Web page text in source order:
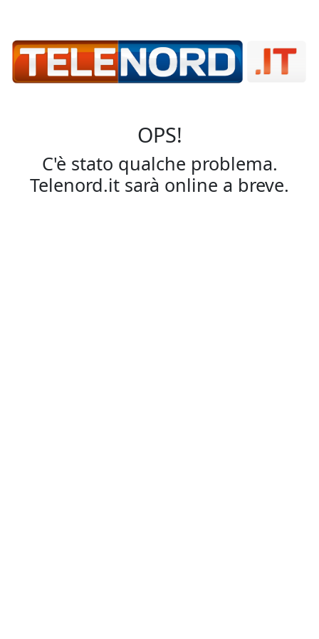
OPS!
C'è stato qualche problema.
Telenord.it sarà online a breve.